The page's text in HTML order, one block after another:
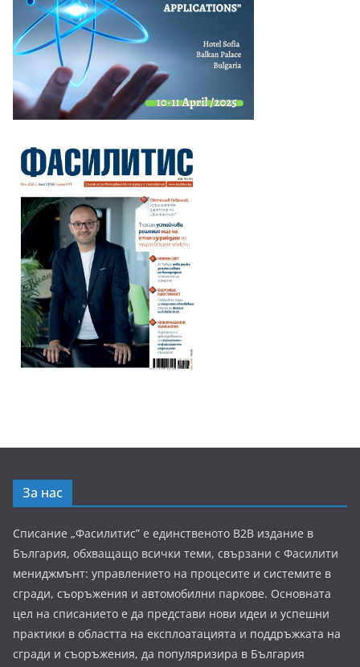
За нас
Списание „Фасилитис” е единственото B2B издание в
България, обхващащо всички теми, свързани с Фасилити
мениджмънт: управлението на процесите и системите в
сгради, съоръжения и автомобилни паркове. Основната
цел на списанието е да представи нови идеи и успешни
практики в областта на експлоатацията и поддръжката на
сгради и съоръжения, да популяризира в България